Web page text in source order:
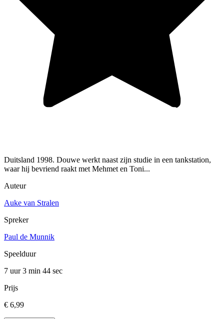
Duitsland 1998. Douwe werkt naast zijn studie in een tankstation,
waar hij bevriend raakt met Mehmet en Toni...
Auteur
Auke van Stralen
Spreker
Paul de Munnik
Speelduur
7 uur 3 min 44 sec
Prijs
€ 6,99